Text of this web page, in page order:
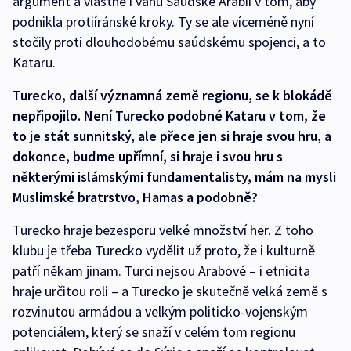
podnikla protiíránské kroky. Ty se ale víceméně nyní
stočily proti dlouhodobému saúdskému spojenci, a to
Kataru.
Turecko, další významná země regionu, se k blokádě
nepřipojilo. Není Turecko podobné Kataru v tom, že
to je stát sunnitský, ale přece jen si hraje svou hru, a
dokonce, buďme upřímní, si hraje i svou hru s
některými islámskými fundamentalisty, mám na mysli
Muslimské bratrstvo, Hamas a podobně?
Turecko hraje bezesporu velké množství her. Z toho
klubu je třeba Turecko vydělit už proto, že i kulturně
patří někam jinam. Turci nejsou Arabové – i etnicita
hraje určitou roli – a Turecko je skutečně velká země s
rozvinutou armádou a velkým politicko-vojenským
potenciálem, který se snaží v celém tom regionu